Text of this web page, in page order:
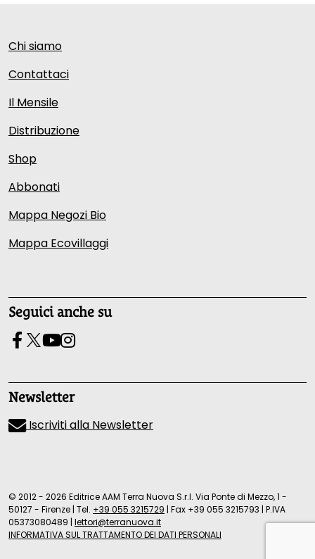
Chi siamo
Contattaci
Il Mensile
Distribuzione
Shop
Abbonati
Mappa Negozi Bio
Mappa Ecovillaggi
Seguici anche su
Newsletter
Iscriviti alla Newsletter
© 2012 - 2026 Editrice AAM Terra Nuova S.r.l. Via Ponte di Mezzo, 1 -
50127 - Firenze | Tel. +39 055 3215729 | Fax +39 055 3215793 | P.IVA
05373080489 | lettori@terranuova.it
INFORMATIVA SUL TRATTAMENTO DEI DATI PERSONALI